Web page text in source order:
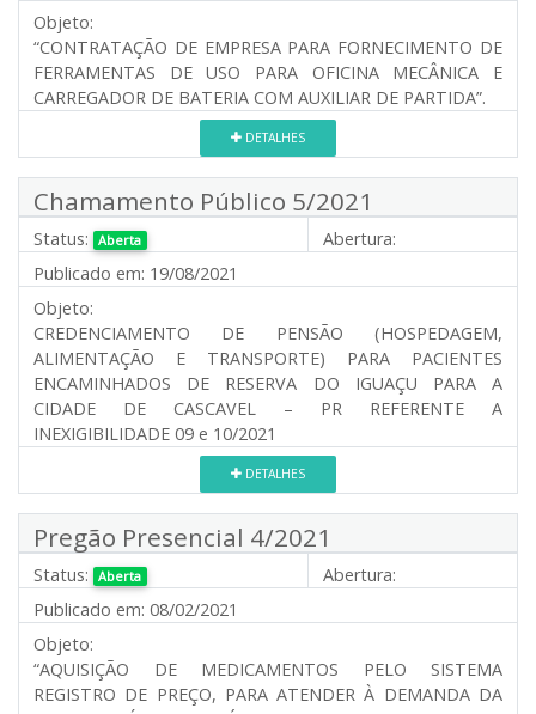
Objeto:
“CONTRATAÇÃO DE EMPRESA PARA FORNECIMENTO DE
FERRAMENTAS DE USO PARA OFICINA MECÂNICA E
CARREGADOR DE BATERIA COM AUXILIAR DE PARTIDA”.
DETALHES
Chamamento Público 5/2021
Status: Aberta
Abertura:
Publicado em: 19/08/2021
Objeto:
CREDENCIAMENTO DE PENSÃO (HOSPEDAGEM,
ALIMENTAÇÃO E TRANSPORTE) PARA PACIENTES
ENCAMINHADOS DE RESERVA DO IGUAÇU PARA A
CIDADE DE CASCAVEL – PR REFERENTE A
INEXIGIBILIDADE 09 e 10/2021
DETALHES
Pregão Presencial 4/2021
Status: Aberta
Abertura:
Publicado em: 08/02/2021
Objeto:
“AQUISIÇÃO DE MEDICAMENTOS PELO SISTEMA
REGISTRO DE PREÇO, PARA ATENDER À DEMANDA DA